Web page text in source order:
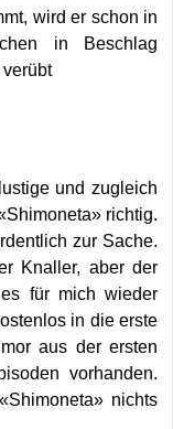
wird er schon in
in Beschlag
und zugleich
richtig.
zur Sache.
Knaller, aber der
für mich wieder
in die erste
aus der ersten
vorhanden.
nichts